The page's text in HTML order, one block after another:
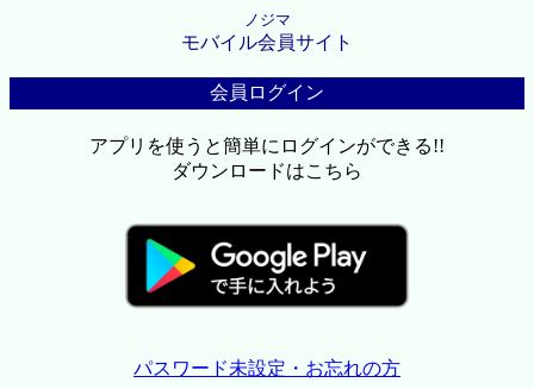
ノジマ
モバイル会員サイト
会員ログイン
アプリを使うと簡単にログインができる!!
ダウンロードはこちら
パスワード未設定・お忘れの方